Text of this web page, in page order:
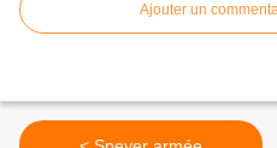
Ajouter un